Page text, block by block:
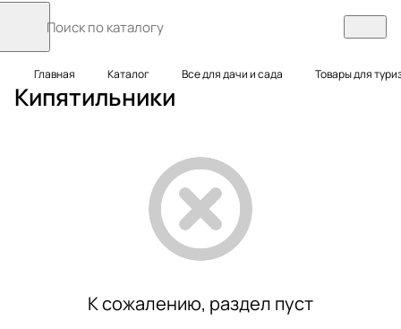
Главная Каталог Все для дачи и сада Товары для
Кипятильники
К сожалению, раздел пуст